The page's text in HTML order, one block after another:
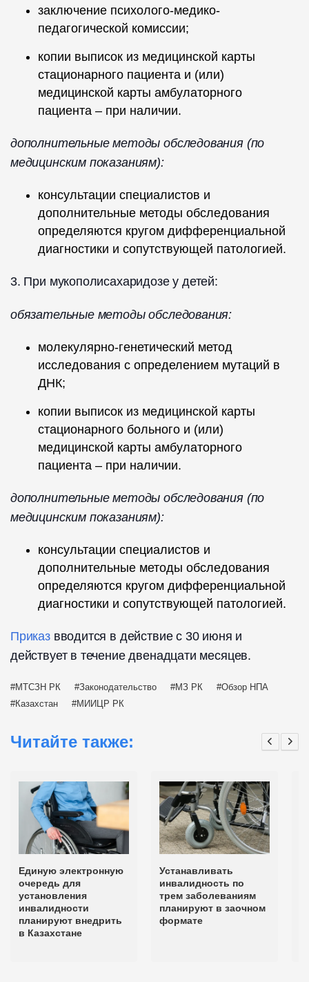
заключение психолого-медико-
педагогической комиссии;
копии выписок из медицинской карты
стационарного пациента и (или)
медицинской карты амбулаторного
пациента – при наличии.
дополнительные методы обследования (по
медицинским показаниям):
консультации специалистов и
дополнительные методы обследования
определяются кругом дифференциальной
диагностики и сопутствующей патологией.
3. При мукополисахаридозе у детей:
обязательные методы обследования:
молекулярно-генетический метод
исследования с определением мутаций в
ДНК;
копии выписок из медицинской карты
стационарного больного и (или)
медицинской карты амбулаторного
пациента – при наличии.
дополнительные методы обследования (по
медицинским показаниям):
консультации специалистов и
дополнительные методы обследования
определяются кругом дифференциальной
диагностики и сопутствующей патологией.
Приказвводится в действие с 30 июня и
действует в течение двенадцати месяцев.
МТСЗН РК Законодательство МЗ РК
Обзор НПА
Казахстан
МИИЦР РК
Читайте также:
Единую электронную
очередь для
установления
инвалидности
планируют внедрить
в Казахстане
Устанавливать
инвалидность по
трем заболеваниям
планируют в заочном
формате